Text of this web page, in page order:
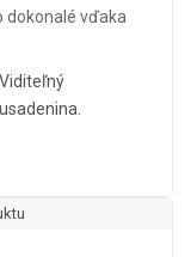
dokonalé vďaka
Viditeľný
usadenina.